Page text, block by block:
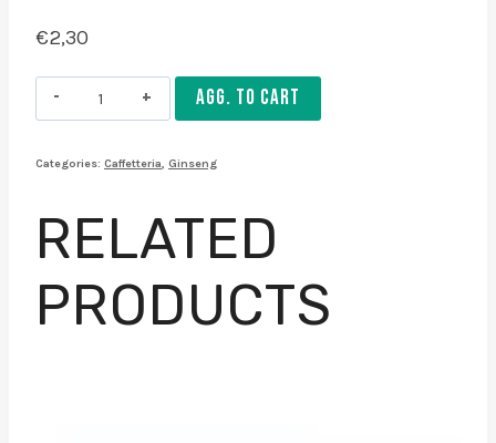
€2,30
Ginseng
piccolo
avena
AGG. TO CART
Categories: Caffetteria Ginseng
RELATED
PRODUCTS